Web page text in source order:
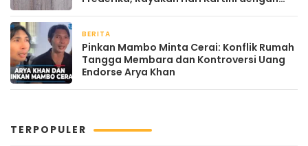
BERITA
Pinkan Mambo Minta Cerai: Konflik Rumah
Tangga Membara dan Kontroversi Uang
Endorse Arya Khan
TERPOPULER